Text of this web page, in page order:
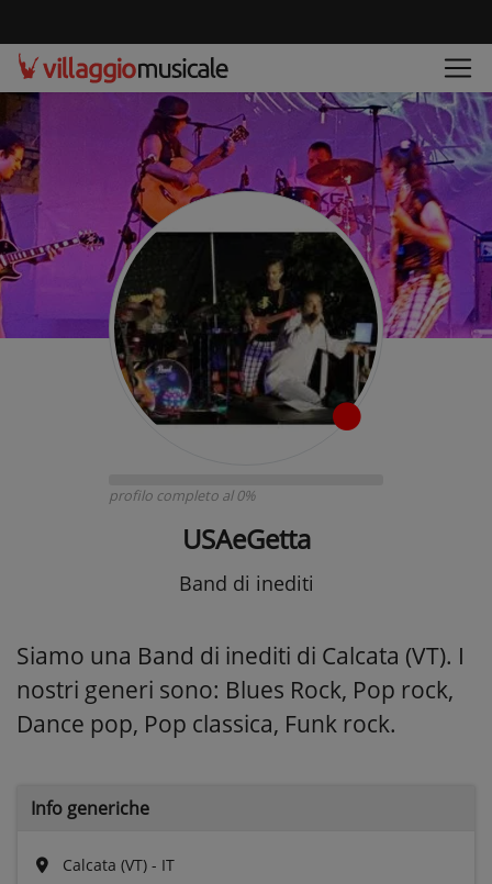
profilo completo al 0%
USAeGetta
Band di inediti
Siamo una Band di inediti di Calcata (VT). I
nostri generi sono: Blues Rock, Pop rock,
Dance pop, Pop classica, Funk rock.
Info generiche
Calcata (VT) - IT